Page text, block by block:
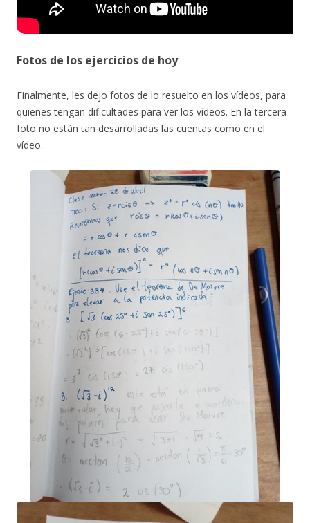
Fotos de los ejercicios de hoy
Finalmente, les dejo fotos de lo resuelto en los vídeos, para
quienes tengan dificultades para ver los vídeos. En la tercera
foto no están tan desarrolladas las cuentas como en el
vídeo.